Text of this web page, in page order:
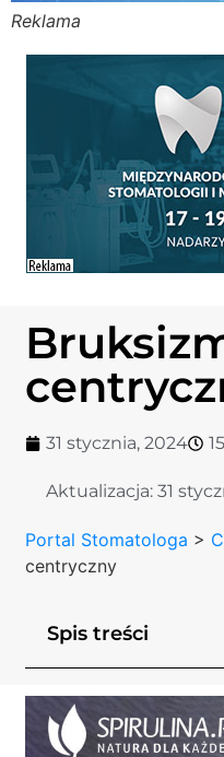
Reklama
31 stycznia, 2024
Aktualizacja:31
Portal Stomatologa >
centryczny
Spis treści